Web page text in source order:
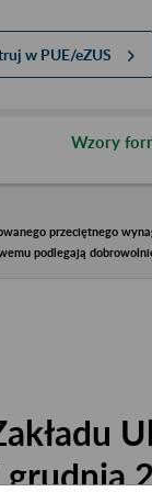
w PUE/eZUS
Wzory
przeciętnego
podlegają
grudnia